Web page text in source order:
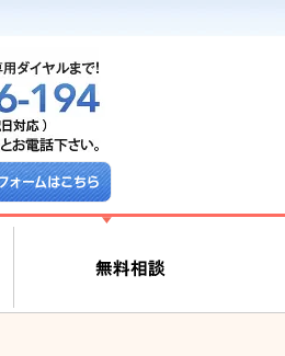
ォームはこちら